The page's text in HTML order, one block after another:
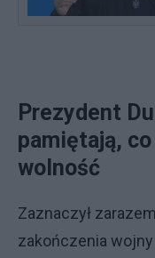
Prezydent
pamiętają,
wolność
Zaznaczył
zakończenia